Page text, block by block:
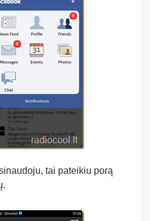
tai pateikiu porą